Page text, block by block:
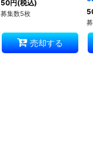
50円 (税込)
募集数5枚
売却する